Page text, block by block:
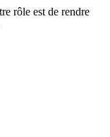
rôle est de rendre